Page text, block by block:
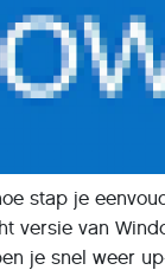
stap je
versie van
je snel weer